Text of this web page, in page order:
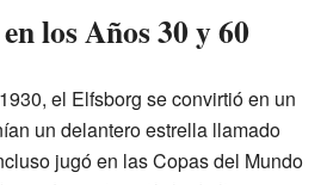
los Años 30 y 60
el Elfsborg se convirtió en un
un delantero estrella llamado
jugó en las Copas del Mundo